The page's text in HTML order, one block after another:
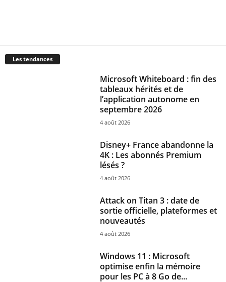
Les tendances
Microsoft Whiteboard : fin des
tableaux hérités et de
l’application autonome en
septembre 2026
4 août 2026
Disney+ France abandonne la
4K : Les abonnés Premium
lésés ?
4 août 2026
Attack on Titan 3 : date de
sortie officielle, plateformes et
nouveautés
4 août 2026
Windows 11 : Microsoft
optimise enfin la mémoire
pour les PC à 8 Go de...